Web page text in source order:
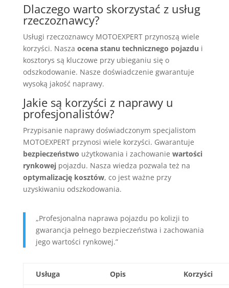
Dlaczego warto skorzystać z usług
rzeczoznawcy?
Usługi rzeczoznawcy MOTOEXPERT przynoszą wiele
korzyści. Nasza ocena stanu technicznego pojazdu i
kosztorys są kluczowe przy ubieganiu się o
odszkodowanie. Nasze doświadczenie gwarantuje
wysoką jakość naprawy.
Jakie są korzyści z naprawy u
profesjonalistów?
Przypisanie naprawy doświadczonym specjalistom
MOTOEXPERT przynosi wiele korzyści. Gwarantuje
bezpieczeństwo użytkowania i zachowanie wartości
rynkowejpojazdu. Nasza wiedza pozwala też na
optymalizację kosztów, co jest ważne przy
uzyskiwaniu odszkodowania.
„Profesjonalna naprawa pojazdu po kolizji to
gwarancja pełnego bezpieczeństwa i zachowania
jego wartości rynkowej.”
Usługa Opis Korzyści